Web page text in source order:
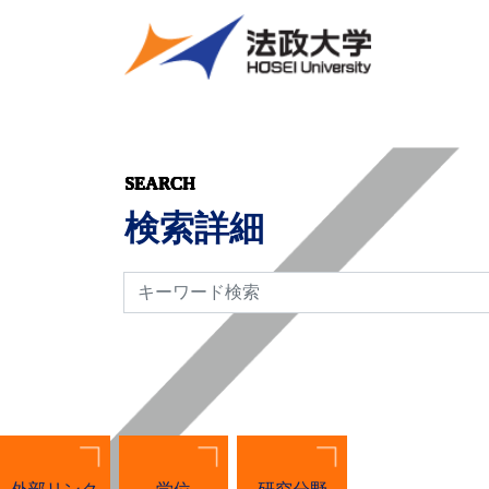
SEARCH
検索詳細
検索